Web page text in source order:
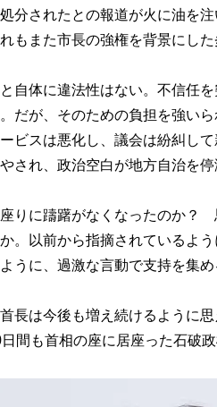
分されたとの報道が火に油を
もまた市長の強権を背景にした
自体に違法性はない。不信任
だが、そのための負担を強い
ビスは悪化し、議会は紛糾し
され、政治空白が地方自治を停
りに躊躇がなくなったのか？
。以前から指摘されているよ
うに、過激な言動で支持を集め
長は今後も増え続けるように
間も首相の座に居座った石破